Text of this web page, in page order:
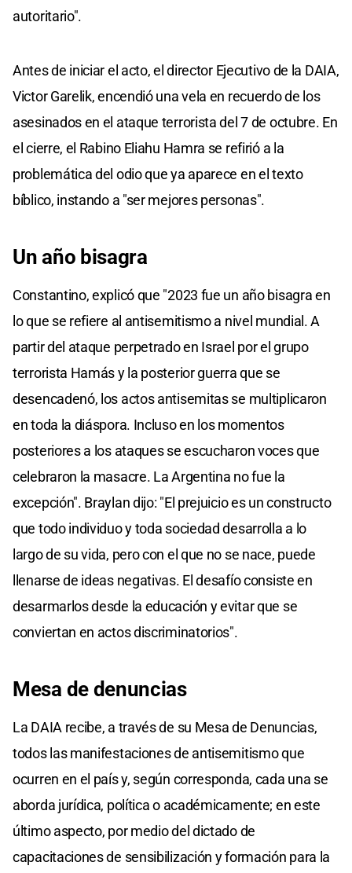
autoritario".
Antes de iniciar el acto, el director Ejecutivo de la DAIA,
Victor Garelik, encendió una vela en recuerdo de los
asesinados en el ataque terrorista del 7 de octubre. En
el cierre, el Rabino Eliahu Hamra se refirió a la
problemática del odio que ya aparece en el texto
bíblico, instando a "ser mejores personas".
Un año bisagra
Constantino, explicó que "2023 fue un año bisagra en
lo que se refiere al antisemitismo a nivel mundial. A
partir del ataque perpetrado en Israel por el grupo
terrorista Hamás y la posterior guerra que se
desencadenó, los actos antisemitas se multiplicaron
en toda la diáspora. Incluso en los momentos
posteriores a los ataques se escucharon voces que
celebraron la masacre. La Argentina no fue la
excepción". Braylan dijo: "El prejuicio es un constructo
que todo individuo y toda sociedad desarrolla a lo
largo de su vida, pero con el que no se nace, puede
llenarse de ideas negativas. El desafío consiste en
desarmarlos desde la educación y evitar que se
conviertan en actos discriminatorios".
Mesa de denuncias
La DAIA recibe, a través de su Mesa de Denuncias,
todos las manifestaciones de antisemitismo que
ocurren en el país y, según corresponda, cada una se
aborda jurídica, política o académicamente; en este
último aspecto, por medio del dictado de
capacitaciones de sensibilización y formación para la